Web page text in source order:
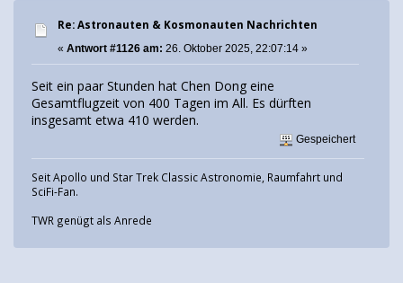
Re: Astronauten & Kosmonauten Nachrichten
« Antwort #1126 am: 26. Oktober 2025, 22:07:14 »
Seit ein paar Stunden hat Chen Dong eine
Gesamtflugzeit von 400 Tagen im All. Es dürften
insgesamt etwa 410 werden.
Gespeichert
Seit Apollo und Star Trek Classic Astronomie, Raumfahrt und
SciFi-Fan.
TWR genügt als Anrede